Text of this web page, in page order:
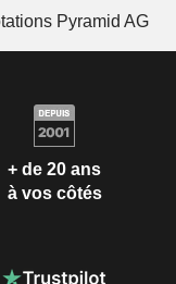
Pyramid AG
+ de 20 ans
à vos côtés